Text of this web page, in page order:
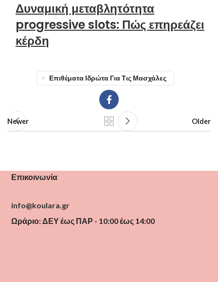
Δυναμική μεταβλητότητα
progressive slots: Πώς επηρεάζει
κέρδη
Επιθέματα Ιδρώτα Για Τις Μασχάλες
Newer Older
Επικοινωνία
info@koulara.gr
Ωράριο: ΔΕΥ έως ΠΑΡ - 10:00 έως 14:00